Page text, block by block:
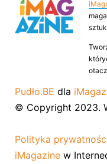
Pudło.BE dla
© Copyright 2023.
Polityka
iMagazine w